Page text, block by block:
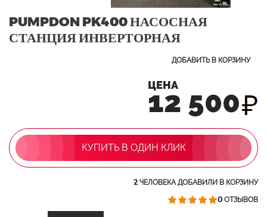
PUMPDON PK400 НАСОСНАЯ
СТАНЦИЯ ИНВЕРТОРНАЯ
ДОБАВИТЬ В КОРЗИНУ
ЦЕНА
12 500
КУПИТЬ В ОДИН КЛИК
2 ЧЕЛОВЕКА ДОБАВИЛИ В КОРЗИНУ
0ОТЗЫВОВ